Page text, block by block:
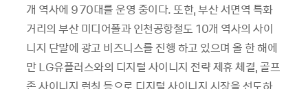
개 역사에 970대를 운영 중이다. 또한, 부산 서면역 특화
거리의 부산 미디어폴과 인천공항철도 10개 역사의 사이
니지 단말에 광고 비즈니스를 진행 하고 있으며 올 한 해에
만 LG유플러스와의 디지털 사이니지 전략 제휴 체결, 골프
존 사이니지 런칭 등으로 디지털 사이니지 시장을 선도하